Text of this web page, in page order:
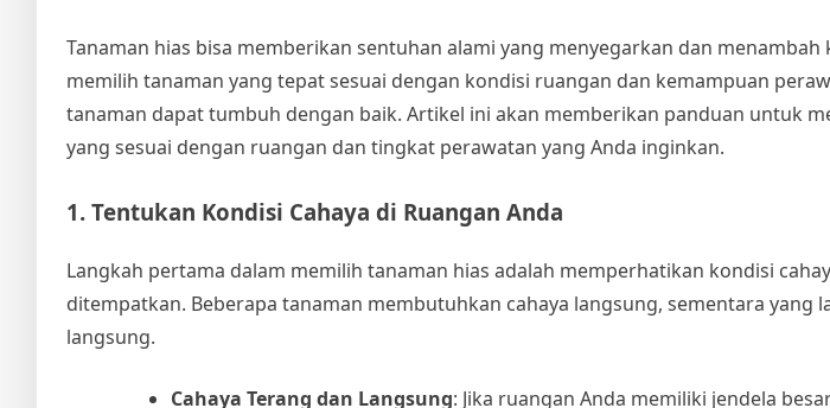
Tanaman hias bisa memberikan sentuhan alami yang menyegarkan dan
memilih tanaman yang tepat sesuai dengan kondisi ruangan dan kemampuan
tanaman dapat tumbuh dengan baik. Artikel ini akan memberikan panduan untuk
yang sesuai dengan ruangan dan tingkat perawatan yang Anda inginkan.
1. Tentukan Kondisi Cahaya di Ruangan Anda
Langkah pertama dalam memilih tanaman hias adalah memperhatikan kondisi
ditempatkan. Beberapa tanaman membutuhkan cahaya langsung, sementara yang
langsung.
Cahaya Terang dan Langsung: Jika ruangan Anda memiliki jendela